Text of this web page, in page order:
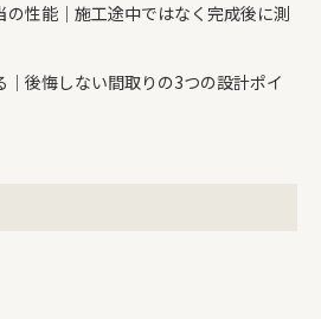
性能｜施工途中ではなく完成後に測
｜後悔しない間取りの3つの設計ポイ